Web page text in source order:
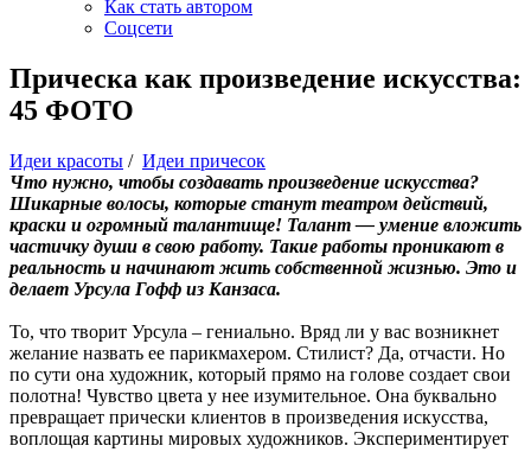
Как стать автором
Соцсети
Прическа как произведение искусства:
45 ФОТО
Идеи красоты / Идеи причесок
Что нужно, чтобы создавать произведение искусства?
Шикарные волосы, которые станут театром действий,
краски и огромный талантище! Талант — умение вложить
частичку души в свою работу. Такие работы проникают в
реальность и начинают жить собственной жизнью. Это и
делает Урсула Гофф из Канзаса.
То, что творит Урсула – гениально. Вряд ли у вас возникнет
желание назвать ее парикмахером. Стилист? Да, отчасти. Но
по сути она художник, который прямо на голове создает свои
полотна! Чувство цвета у нее изумительное. Она буквально
превращает прически клиентов в произведения искусства,
воплощая картины мировых художников. Экспериментирует